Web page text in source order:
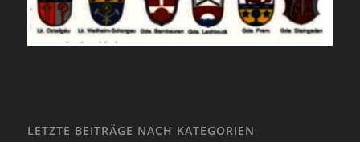
LETZTE BEITRÄGE NACH KATEGORIEN